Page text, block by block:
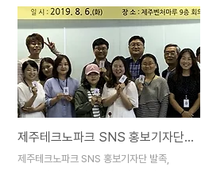
제주테크노파크 SNS 홍보기자단 발족, 2019년 제2기
제주테크노파크 SNS 홍보기자단 발족,